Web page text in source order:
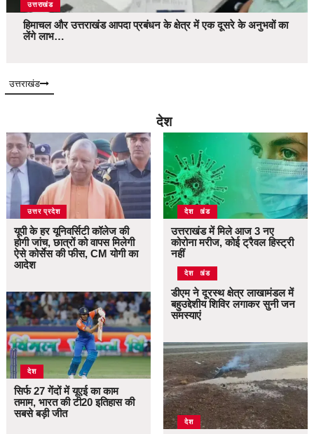
उत्तराखंड
हिमाचल और उत्तराखंड आपदा प्रबंधन के क्षेत्र में एक दूसरे के अनुभवों का
लेंगे लाभ…
उत्तराखंड
देश
उत्तर प्रदेश
यूपी के हर यूनिवर्सिटी कॉलेज की
होगी जांच, छात्रों को वापस मिलेगी
ऐसे कोर्सेस की फीस, CM योगी का
आदेश
देश
सिर्फ 27 गेंदों में यूएई का काम
तमाम, भारत की टी20 इतिहास की
सबसे बड़ी जीत
उत्तराखंड
देश
उत्तराखंड में मिले आज 3 नए
कोरोना मरीज, कोई ट्रैवल हिस्ट्री
नहीं
उत्तराखंड
देश
डीएम ने दूरस्थ क्षेत्र लाखामंडल में
बहुउद्देशीय शिविर लगाकर सुनी जन
समस्याएं
देश